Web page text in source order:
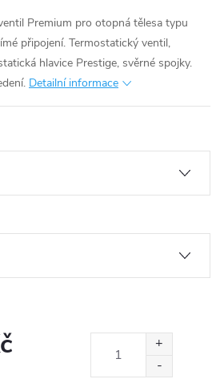
Premium pro otopná tělesa typu
připojení. Termostatický ventil,
hlavice Prestige, svěrné spojky.
Detailní informace